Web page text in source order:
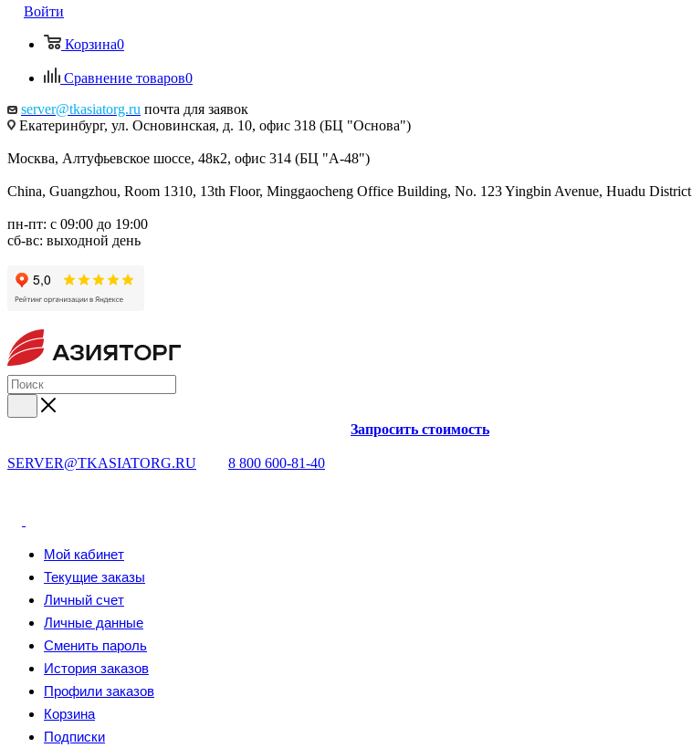
Войти
Корзина0
Сравнение товаров0
server@tkasiatorg.ru почта для заявок
Екатеринбург, ул. Основинская, д. 10, офис 318 (БЦ "Основа")
Москва, Алтуфьевское шоссе, 48к2, офис 314 (БЦ "А-48")
China, Guangzhou, Room 1310, 13th Floor, Minggaocheng Office Building, No. 123 Yingbin Avenue, Huadu District
пн-пт: с 09:00 до 19:00
сб-вс: выходной день
SERVER@TKASIATORG.RU 8 800 600-81-40
Запросить стоимость
Мой кабинет
Текущие заказы
Личный счет
Личные данные
Сменить пароль
История заказов
Профили заказов
Корзина
Подписки